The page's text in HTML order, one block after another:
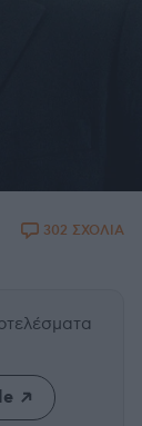
302 ΣΧΟΛΙΑ